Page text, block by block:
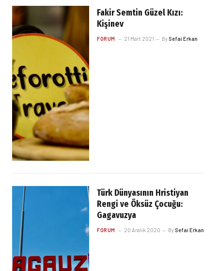
Fakir Semtin Güzel Kızı:
Kişinev
FORUM 21 Mart 2021 By Sefai Erkan
Türk Dünyasının Hristiyan
Rengi ve Öksüz Çocuğu:
Gagavuzya
FORUM 20 Aralık 2020 By Sefai Erkan